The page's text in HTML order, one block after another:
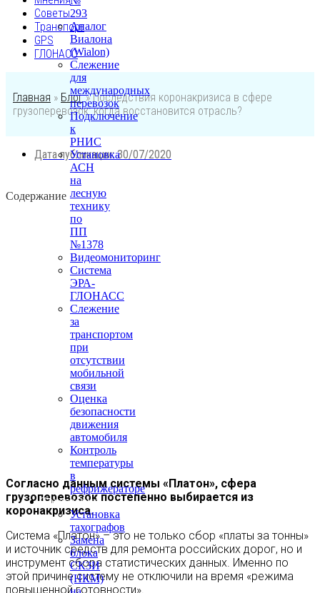
293
Аналог
Виалона
(Wialon)
Слежение
для
международных
перевозок
Подключение
к
РНИС
Установка
АСН
на
лесную
технику
по
ПП
№1378
Видеомониторинг
Система
ЭРА-
ГЛОНАСС
Слежение
за
транспортом
при
отсутствии
мобильной
связи
Оценка
безопасности
движения
автомобиля
Контроль
температуры
в
рефрижераторе
Тахография
Установка
тахографов
Замена
блока
СКЗИ
(НКМ)
Советы
Транспорт
GPS
ГЛОНАСС
Главная » Блог»Последствия коронакризиса в сфере
грузоперевозок: когда восстановится отрасль?
Дата публикации:30/07/2020
Содержание
Согласно данным системы «Платон», сфера
грузоперевозок постепенно выбирается из
коронакризиса.
Система «Платон» – это не только сбор «платы за тонны»
и источник средств для ремонта российских дорог, но и
инструмент сбора статистических данных. Именно по
этой причине систему не отключили на время «режима
повышенной готовности».